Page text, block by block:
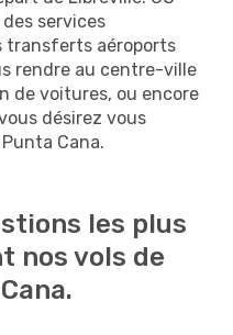
services
transferts aéroports
rendre au centre-ville
de voitures, ou encore
désirez vous
Cana.
les plus
nos vols de